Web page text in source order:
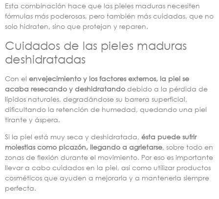
Esta combinación hace que las pieles maduras necesiten
fórmulas más poderosas, pero también más cuidadas, que no
solo hidraten, sino que protejan y reparen.
Cuidados de las pieles maduras
deshidratadas
Con el envejecimiento y los factores externos, la piel se
acaba resecando y deshidratando debido a la pérdida de
lípidos naturales, degradándose su barrera superficial,
dificultando la retención de humedad, quedando una piel
tirante y áspera.
Si la piel está muy seca y deshidratada, ésta puede sufrir
molestias como picazón, llegando a agrietarse, sobre todo en
zonas de flexión durante el movimiento. Por eso es importante
llevar a cabo cuidados en la piel, así como utilizar productos
cosméticos que ayuden a mejorarla y a mantenerla siempre
perfecta.